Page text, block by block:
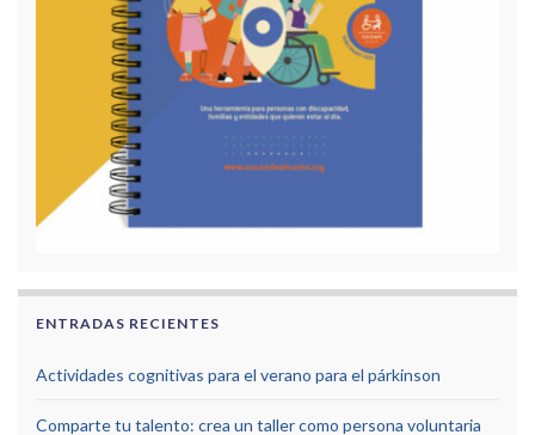
ENTRADAS RECIENTES
Actividades cognitivas para el verano para el párkinson
Comparte tu talento: crea un taller como persona voluntaria